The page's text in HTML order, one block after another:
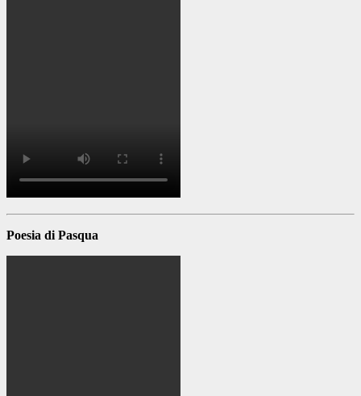
Poesia di Pasqua